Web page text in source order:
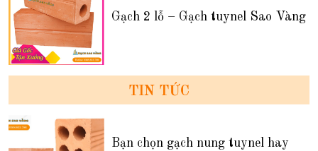
Gạch 2 lỗ – Gạch tuynel Sao Vàng
TIN TỨC
Bạn chọn gạch nung tuynel hay